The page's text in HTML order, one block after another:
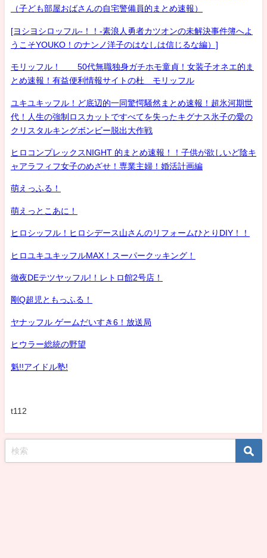
（子ども部屋おばさんの自宅警備員的まとめ速報）
[ヨシヨシロッフル-！！-素浪人勇者カツオンの未解決事件簿へよ
うこそYOUKO！のナンノ洋子のはなしは信じるな編）]
モリッフル！ 50代無職独身ガチホモ童貞！女装子オネエ的ま
とめ速報！有益便利情報サイトの杜 モリッフル
ユキユキッフル！ど底辺的一同驚愕騒然まとめ速報！超氷河期世
代！人生の強制ロスカットですべてを失ったキグナス氷子の愛の
クリスタルキングボンビー脱出大作戦
ヒロコンプレックスNIGHT 的まとめ速報！！子供が欲しいど陰キ
ャアラフィフ女子のめざせ！専業主婦！婚活計画編
萌えっふる！
萌えっとこあに！
ヒロシッフル！ヒロシデース山さんのリフォームひとりDIY！！
ヒロユキユキッフルMAX！スーパークッキング！
徹夜DEテツヤッフル!！レトロ館2号店！
剛Q超児ともっふる！
ヤナッフル ゲームだいすき6！放送局
ヒウラー総統の野望
魁!!アイドル塾!
t112